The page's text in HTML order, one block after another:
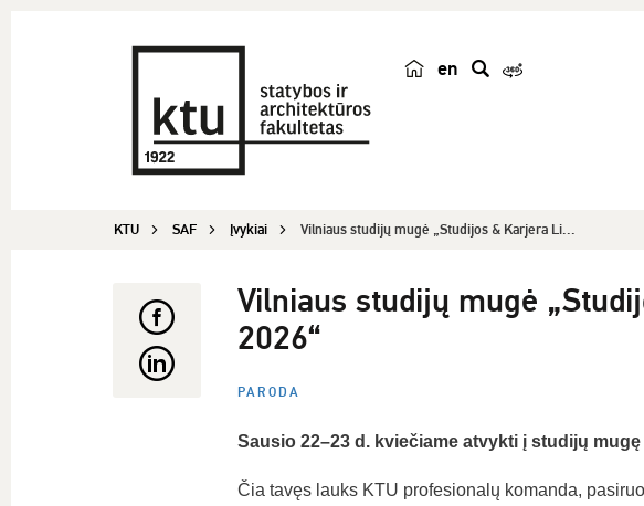
en
k
KTU SAF Įvykiai Vilniaus studijų mugė „Studijos & Karjera Li...
Vilniaus studijų mugė
2026“
PARODA
Sausio 22–23 d. kviečiame atvykti į studijų
Čia tavęs lauks KTU profesionalų komanda,